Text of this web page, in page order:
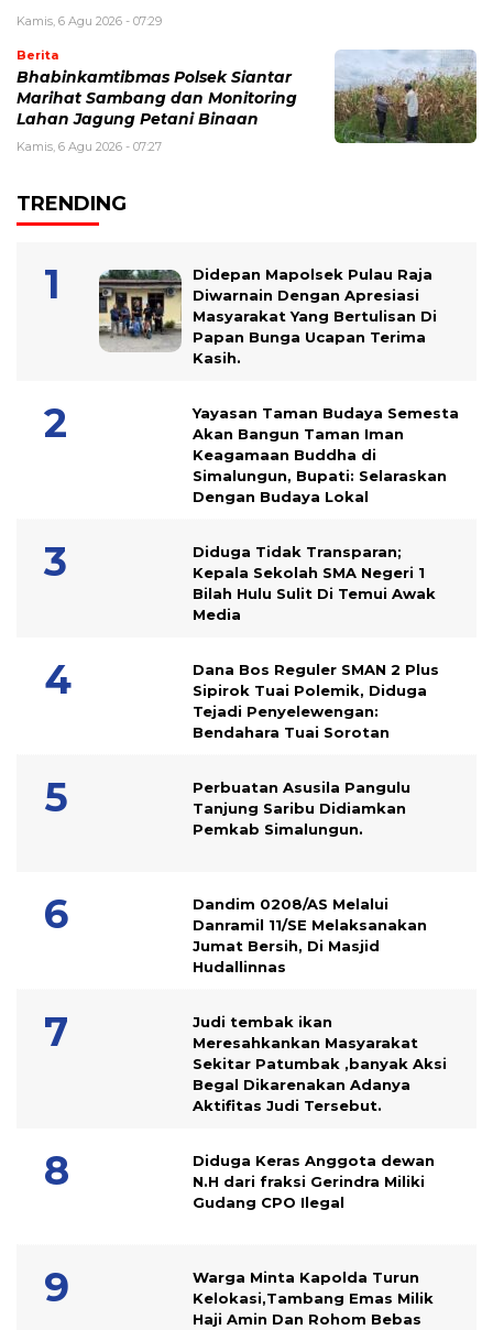
Kamis, 6 Agu 2026 - 07:29
Berita
Bhabinkamtibmas Polsek Siantar
Marihat Sambang dan Monitoring
Lahan Jagung Petani Binaan
Kamis, 6 Agu 2026 - 07:27
TRENDING
Didepan Mapolsek Pulau Raja
Diwarnain Dengan Apresiasi
Masyarakat Yang Bertulisan Di
Papan Bunga Ucapan Terima
Kasih.
Yayasan Taman Budaya Semesta
Akan Bangun Taman Iman
Keagamaan Buddha di
Simalungun, Bupati: Selaraskan
Dengan Budaya Lokal
Diduga Tidak Transparan;
Kepala Sekolah SMA Negeri 1
Bilah Hulu Sulit Di Temui Awak
Media
Dana Bos Reguler SMAN 2 Plus
Sipirok Tuai Polemik, Diduga
Tejadi Penyelewengan:
Bendahara Tuai Sorotan
Perbuatan Asusila Pangulu
Tanjung Saribu Didiamkan
Pemkab Simalungun.
Dandim 0208/AS Melalui
Danramil 11/SE Melaksanakan
Jumat Bersih, Di Masjid
Hudallinnas
Judi tembak ikan
Meresahkankan Masyarakat
Sekitar Patumbak ,banyak Aksi
Begal Dikarenakan Adanya
Aktifitas Judi Tersebut.
Diduga Keras Anggota dewan
N.H dari fraksi Gerindra Miliki
Gudang CPO Ilegal
Warga Minta Kapolda Turun
Kelokasi,Tambang Emas Milik
Haji Amin Dan Rohom Bebas